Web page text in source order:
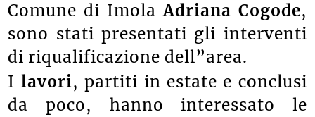
Comune di ImolaAdriana Cogode,
sono stati presentati gli interventi
di riqualificazione dell”area.
I lavori, partiti in estate e conclusi
da poco, hanno interessato le